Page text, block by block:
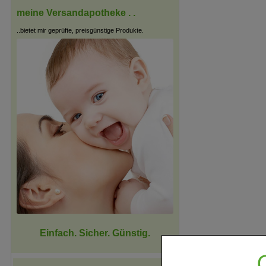
meine Versandapotheke . .
..bietet mir geprüfte, preisgünstige Produkte.
Einfach. Sicher. Günstig.